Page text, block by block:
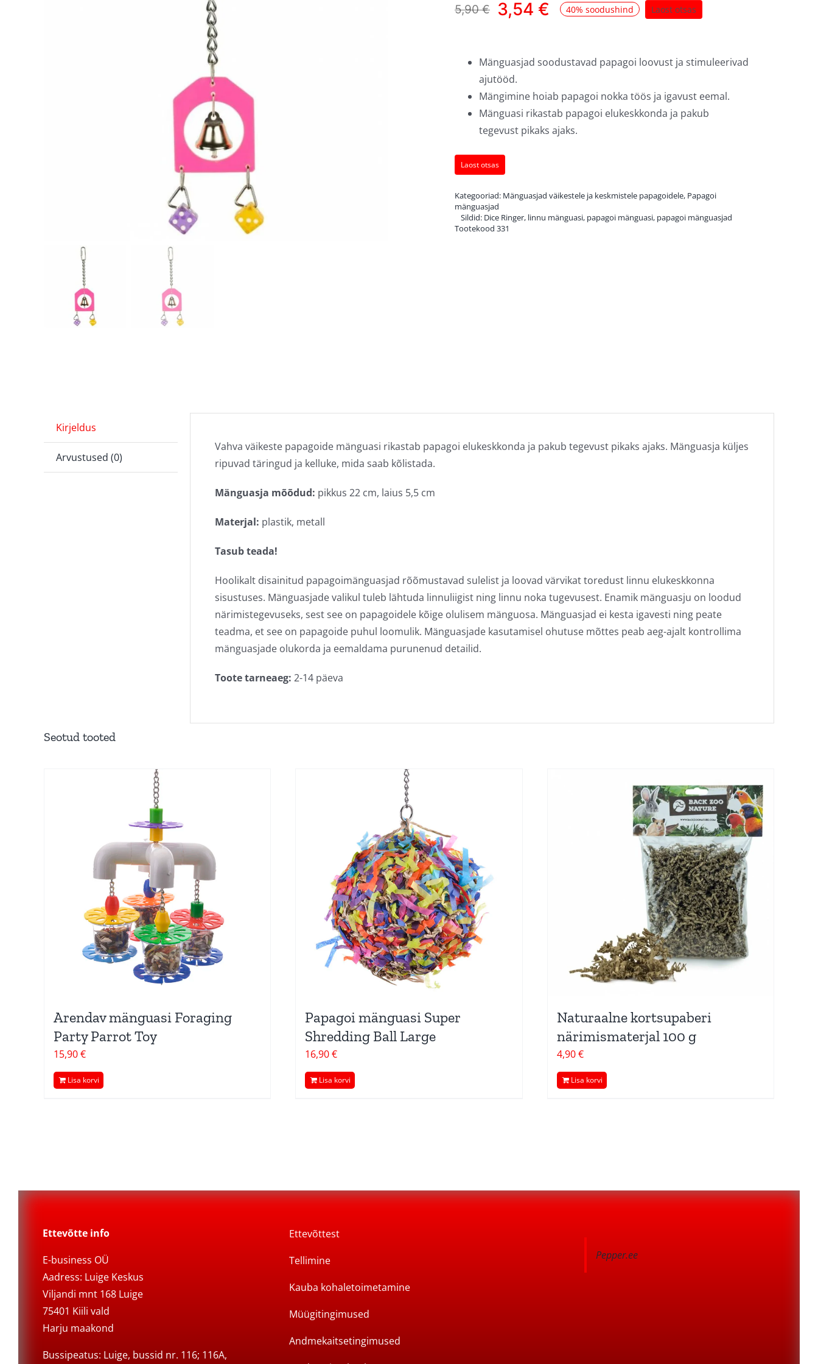
5,90€
Algne
oli:
5,90 €.
3,54 €
Current
is:
3,54 €.
40% soodushind Laost otsas
Mänguasjad soodustavad papagoi loovust ja stimuleerivad
ajutööd.
Mängimine hoiab papagoi nokka töös ja igavust eemal.
Mänguasi rikastab papagoi elukeskkonda ja pakub
tegevust pikaks ajaks.
Laost otsas
Kategooriad: Mänguasjad väikestele ja keskmistele papagoidele, Papagoi
mänguasjad
Sildid: Dice Ringer, linnu mänguasi, papagoi mänguasi, papagoi mänguasjad
Tootekood 331
Kirjeldus
Arvustused (0)
Vahva väikeste papagoide mänguasi rikastab papagoi elukeskkonda ja pakub tegevust pikaks ajaks. Mänguasja küljes
ripuvad täringud ja kelluke, mida saab kõlistada.
Mänguasja mõõdud: pikkus 22 cm, laius 5,5 cm
Materjal: plastik, metall
Tasub teada!
Hoolikalt disainitud papagoimänguasjad rõõmustavad sulelist ja loovad värvikat toredust linnu elukeskkonna
sisustuses. Mänguasjade valikul tuleb lähtuda linnuliigist ning linnu noka tugevusest. Enamik mänguasju on loodud
närimistegevuseks, sest see on papagoidele kõige olulisem mänguosa. Mänguasjad ei kesta igavesti ning peate
teadma, et see on papagoide puhul loomulik. Mänguasjade kasutamisel ohutuse mõttes peab aeg-ajalt kontrollima
mänguasjade olukorda ja eemaldama purunenud detailid.
Toote tarneaeg: 2-14 päeva
Seotud tooted
Arendav mänguasi Foraging
Party Parrot Toy
15,90€
Lisa korvi
Papagoi mänguasi Super
Shredding Ball Large
16,90€
Lisa korvi
Naturaalne kortsupaberi
närimismaterjal 100 g
4,90€
Lisa korvi
Ettevõtte info
E-business OÜ
Aadress: Luige Keskus
Viljandi mnt 168 Luige
75401 Kiili vald
Harju maakond
Bussipeatus: Luige, bussid nr. 116; 116A,
Ettevõttest
Tellimine
Kauba kohaletoimetamine
Müügitingimused
Andmekaitsetingimused
Pepper.ee